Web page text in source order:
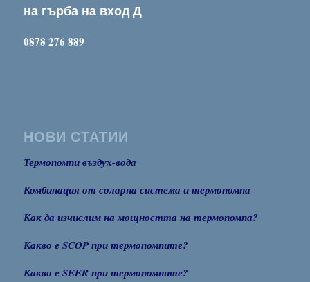
на гърба на вход Д
0878 276 889
НОВИ СТАТИИ
Термопомпи въздух-вода
Комбинация от соларна система и термопомпа
Как да изчислим на мощността на термопомпа?
Какво е SCOP при термопомпите?
Какво е SEER при термопомпите?